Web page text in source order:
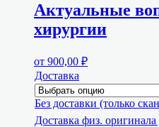
Актуальные
хирургии
от 900,00 ₽
Доставка
Без доставки (только
Доставка физ. оригинала